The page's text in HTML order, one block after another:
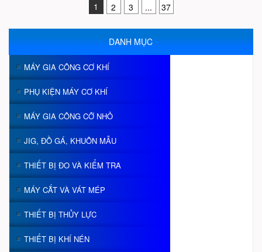
1 2 3 ... 37
DANH MỤC
MÁY GIA CÔNG CƠ KHÍ
PHỤ KIỆN MÁY CƠ KHÍ
MÁY GIA CÔNG CỠ NHỎ
JIG, ĐỒ GÁ, KHUÔN MẪU
THIẾT BỊ ĐO VÀ KIỂM TRA
MÁY CẮT VÀ VÁT MÉP
THIẾT BỊ THỦY LỰC
THIẾT BỊ KHÍ NÉN